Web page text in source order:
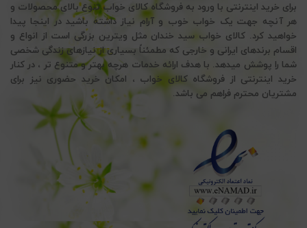
برای خرید اینترنتی با ورود به فروشگاه کالای خواب تنوع بالای محصولات و
هر آنچه جهت یک خواب خوب و آرام نیاز داشته باشید در اینجا پیدا
خواهید کرد. کالای خواب سید خندان مثل ویترین بزرگی است از انواع و
اقسام برندهای ایرانی و خارجی که مطمئناً بسیاری از نیازهای زندگی شخصی
شما را پوشش میدهد. با هدف ارائه خدمات هرچه بهتر و متنوع تر ، در کنار
خرید اینترنتی از فروشگاه کالای خواب ، امکان خرید حضوری نیز برای
مشتریان محترم فراهم می باشد.